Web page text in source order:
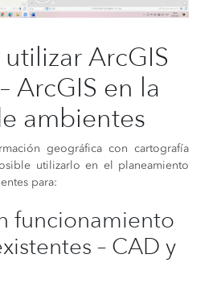
ArcGIS
ArcGIS en la
ambientes
geográfica con cartografía
utilizarlo en el planeamiento
para:
funcionamiento
– CAD y